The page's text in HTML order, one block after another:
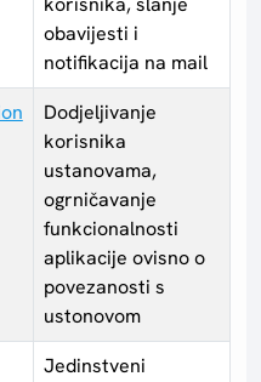
obavijesti i
notifikacija na mail
Dodjeljivanje
korisnika
ustanovama,
ogrničavanje
funkcionalnosti
aplikacije ovisno o
povezanosti s
ustonovom
Jedinstveni